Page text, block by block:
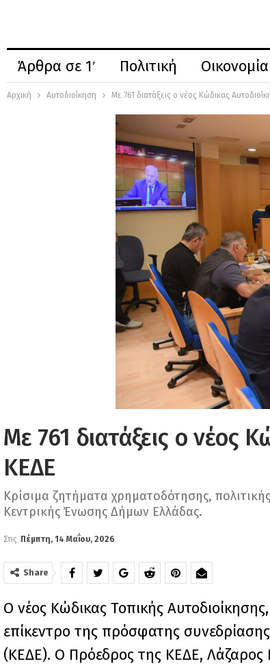
Άρθρα σε 1′ Πολιτική Οικονομία
Αρχική Αυτοδιοίκηση Με 761 διατάξεις ο νέος Κώδικας
Με 761 διατάξεις ο νέος
ΚΕΔΕ
Κρίσιμα ζητήματα χρηματοδότησης,
Κεντρικής Ένωσης Δήμων Ελλάδας.
Στις Πέμπτη, 14 Μαΐου, 2026
Share
Ο νέος Κώδικας Τοπικής
επίκεντρο της πρόσφατης
(ΚΕΔΕ). Ο Πρόεδρος της ΚΕΔΕ, Λάζαρος